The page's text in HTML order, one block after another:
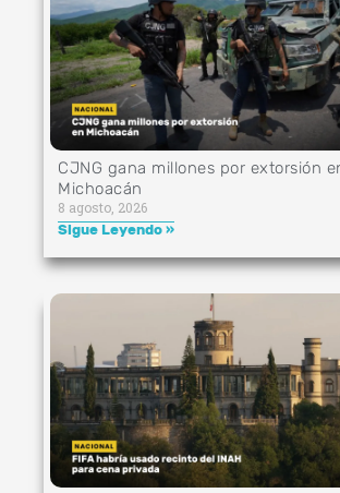
CJNG gana millones por extorsión
Michoacán
8 agosto, 2026
Sigue Leyendo »